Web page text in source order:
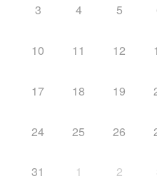
3 4 5
10 11 12
17 18 19
24 25 26
31 1 2